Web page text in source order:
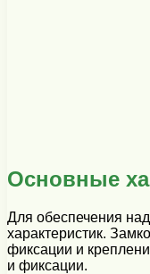
Основные
Для обеспечения
характеристик.
фиксации и
и фиксации.